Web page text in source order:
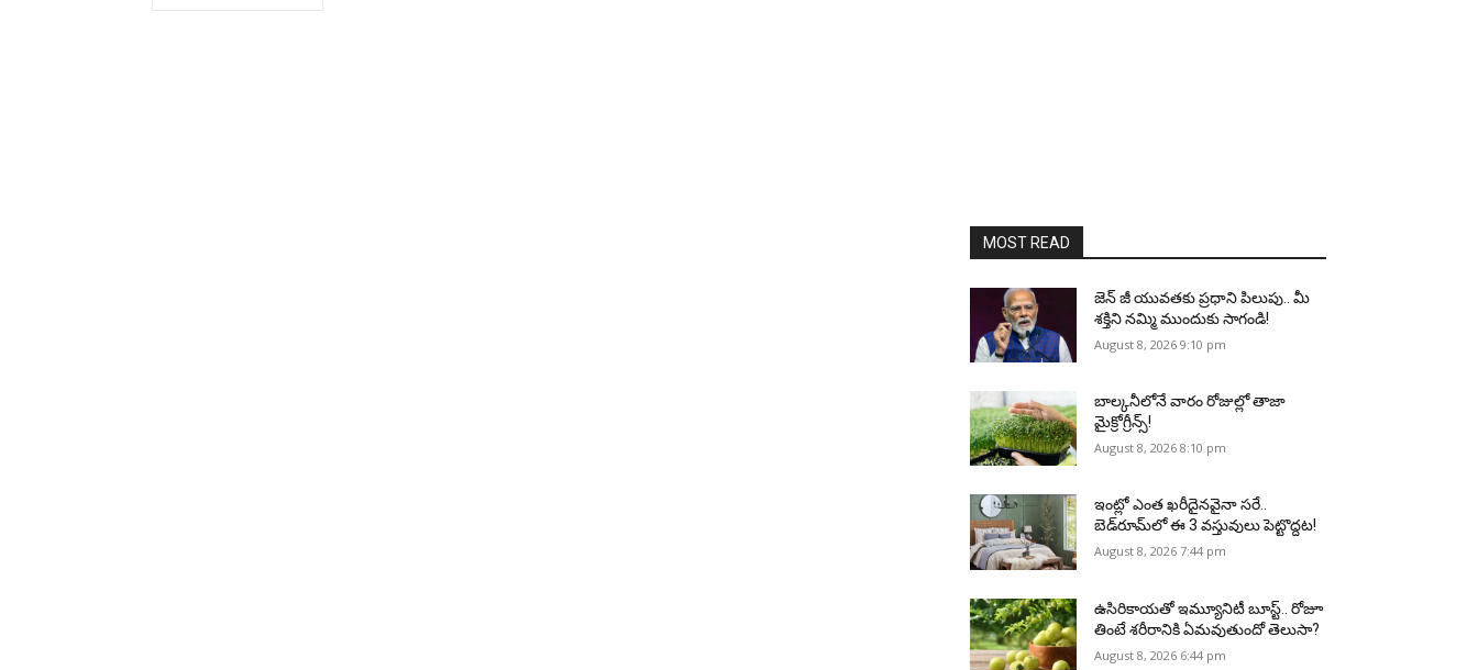
MOST READ
జెన్‌ జీ యువతకు ప్రధాని పిలుపు.. మీ
శక్తిని నమ్మి ముందుకు సాగండి!
August 8, 2026 9:10 pm
బాల్కనీలోనే వారం రోజుల్లో తాజా
మైక్రోగ్రీన్స్‌!
August 8, 2026 8:10 pm
ఇంట్లో ఎంత ఖరీదైనవైనా సరే..
బెడ్‌రూమ్‌లో ఈ 3 వస్తువులు పెట్టొద్దట!
August 8, 2026 7:44 pm
ఉసిరికాయతో ఇమ్యూనిటీ బూస్ట్‌.. రోజూ
తింటే శరీరానికి ఏమవుతుందో తెలుసా?
August 8, 2026 6:44 pm